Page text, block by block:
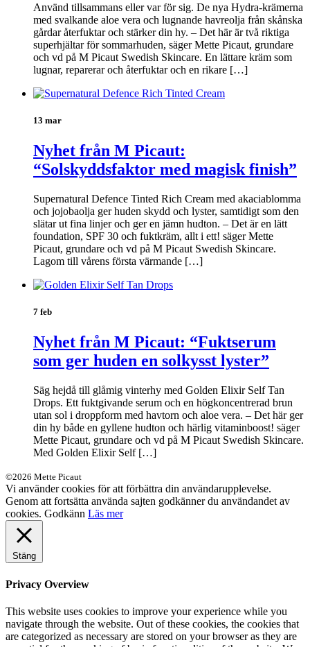
Använd tillsammans eller var för sig. De nya Hydra-krämerna
med svalkande aloe vera och lugnande havreolja från skånska
gårdar återfuktar och stärker din hy. – Det här är två riktiga
superhjältar för sommarhuden, säger Mette Picaut, grundare
och vd på M Picaut Swedish Skincare. En lättare kräm som
lugnar, reparerar och återfuktar och en rikare […]
13 mar
Nyhet från M Picaut:
“Solskyddsfaktor med magisk finish”
Supernatural Defence Tinted Rich Cream med akaciablomma
och jojobaolja ger huden skydd och lyster, samtidigt som den
slätar ut fina linjer och ger en jämn hudton. – Det är en lätt
foundation, SPF 30 och fuktkräm, allt i ett! säger Mette
Picaut, grundare och vd på M Picaut Swedish Skincare.
Lagom till vårens första värmande […]
7 feb
Nyhet från M Picaut: “Fuktserum
som ger huden en solkysst lyster”
Säg hejdå till glåmig vinterhy med Golden Elixir Self Tan
Drops. Ett fuktgivande serum och en högkoncentrerad brun
utan sol i droppform med havtorn och aloe vera. – Det här ger
din hy både en gyllene hudton och härlig vitaminboost! säger
Mette Picaut, grundare och vd på M Picaut Swedish Skincare.
Med Golden Elixir Self […]
©2026 Mette Picaut
Vi använder cookies för att förbättra din användarupplevelse.
Genom att fortsätta använda sajten godkänner du användandet av
cookies. Godkänn Läs mer
Stäng
Privacy Overview
This website uses cookies to improve your experience while you
navigate through the website. Out of these cookies, the cookies that
are categorized as necessary are stored on your browser as they are